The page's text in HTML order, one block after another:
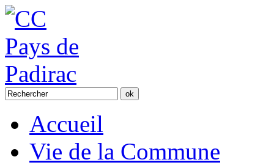
Accueil
Vie de la Commune